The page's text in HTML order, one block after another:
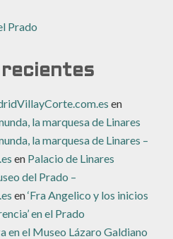
Prado
en
la marquesa de Linares
la marquesa de Linares –
en Palacio de Linares
del Prado –
en‘Fra Angelico y los inicios
en el Prado
en el Museo Lázaro Galdiano